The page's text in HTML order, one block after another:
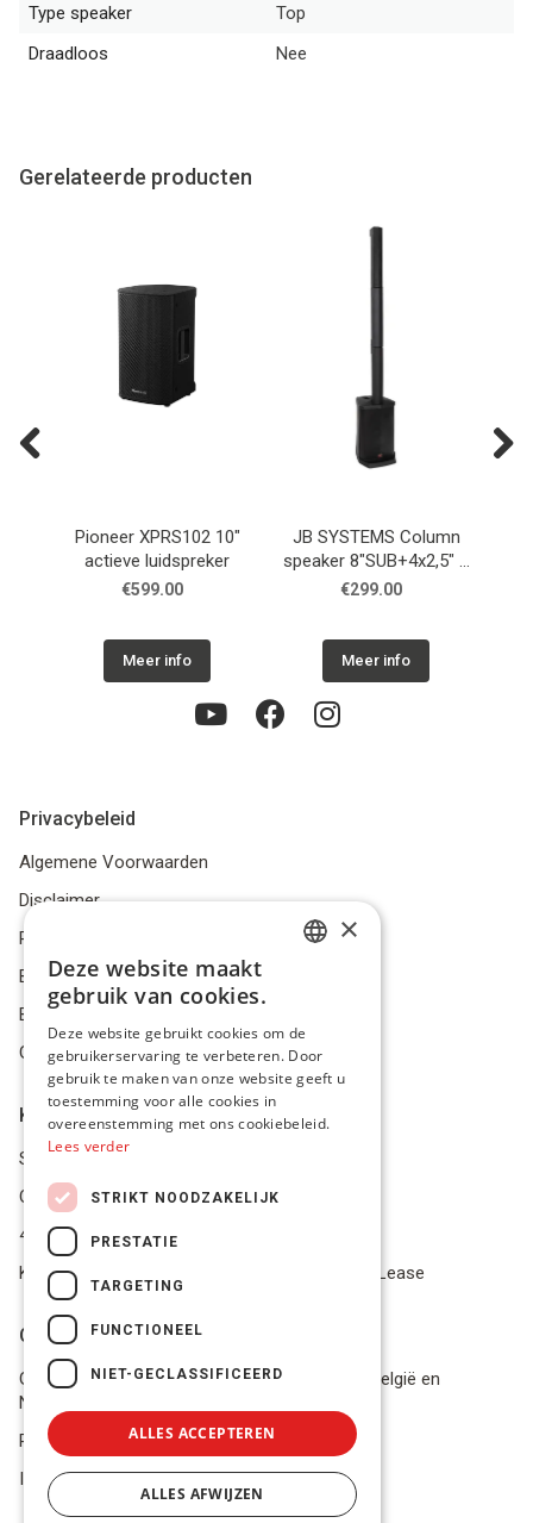
Type speaker
Top
Draadloos
Nee
Gerelateerde producten
Pioneer XPRS102 10"
actieve luidspreker
€599.00
Meer info
JB SYSTEMS Column
speaker 8"SUB+4x2,5" +
MP3/BT player + BATT
€299.00
Meer info
Privacybeleid
Algemene Voorwaarden
Disclaimer
Privacybeleid
Bestelling herroepen
Betalingsmiddelen
Geschillen
Klantenservice
Service Center
Onze winkel
4.9 op 5 gescoord op Trustpilot
Koop je materiaal op afbetaling met Pro Gear Lease
Onze beloftes
Gratis verzending naar jou thuis vanaf €49 in België en
Nederland
Razendsnel advies
In voorraad? Volgende werkdag geleverd!
ENGLISH
×
Deze website maakt
gebruik van cookies.
Deze website gebruikt cookies om de
gebruikerservaring te verbeteren. Door
gebruik te maken van onze website geeft u
toestemming voor alle cookies in
overeenstemming met ons cookiebeleid.
Lees verder
STRIKT NOODZAKELIJK
PRESTATIE
TARGETING
FUNCTIONEEL
NIET-GECLASSIFICEERD
ALLES ACCEPTEREN
ALLES AFWIJZEN